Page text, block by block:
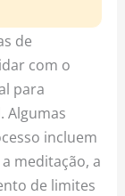
de
com o
para
Algumas
incluem
meditação, a
de limites